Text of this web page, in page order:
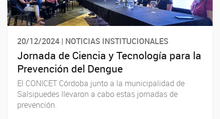
20/12/2024 | NOTICIAS INSTITUCIONALES
Jornada de Ciencia y Tecnología para la
Prevención del Dengue
El CONICET Córdoba junto a la municipalidad de
Salsipuedes llevaron a cabo estas jornadas de
prevención.